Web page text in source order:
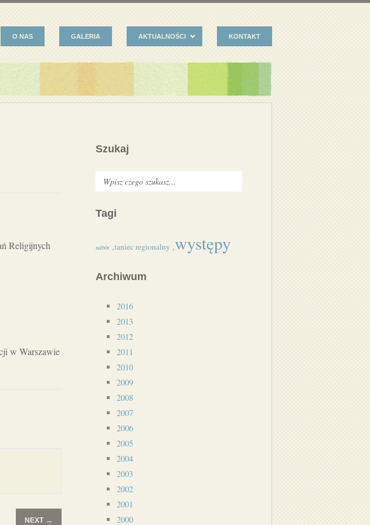
O NAS GALERIA AKTUALNOŚCI KONTAKT
Religijnych
w Warszawie
NEXT →
Szukaj
Tagi
nabór ,taniec regionalny ,występy
Archiwum
2016
2013
2012
2011
2010
2009
2008
2007
2006
2005
2004
2003
2002
2001
2000